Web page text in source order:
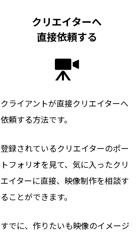
クリエイターへ
直接依頼する
クライアントが直接クリエイターへ
依頼する方法です。
登録されているクリエイターのポー
トフォリオを見て、気に入ったクリ
エイターに直接、映像制作を相談す
ることができます。
すでに、作りたいも映像のイメージ